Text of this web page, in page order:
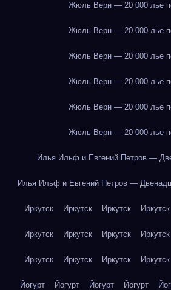
Жюль Верн — 20 000 лье
Жюль Верн — 20 000 лье
Жюль Верн — 20 000 лье
Жюль Верн — 20 000 лье
Жюль Верн — 20 000 лье
Жюль Верн — 20 000 лье
Илья Ильф и Евгений Петров —
Илья Ильф и Евгений Петров —
Иркутск Иркутск Иркутск Иркутск
Иркутск Иркутск Иркутск Иркутск
Иркутск Иркутск Иркутск Иркутск
Йогурт Йогурт Йогурт Йогурт